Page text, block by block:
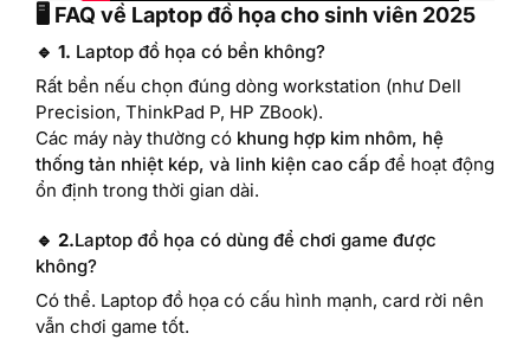
🖥️ FAQ về Laptop đồ họa cho sinh viên 2025
🔹 1. Laptop đồ họa có bền không?
Rất bền nếu chọn đúng dòng workstation (như Dell
Precision, ThinkPad P, HP ZBook).
Các máy này thường có khung hợp kim nhôm, hệ
thống tản nhiệt kép, và linh kiện cao cấp để hoạt động
ổn định trong thời gian dài.
🔹 2.Laptop đồ họa có dùng để chơi game được
không?
Có thể. Laptop đồ họa có cấu hình mạnh, card rời nên
vẫn chơi game tốt.